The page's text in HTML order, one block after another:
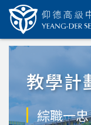
教學計
綜職一忠